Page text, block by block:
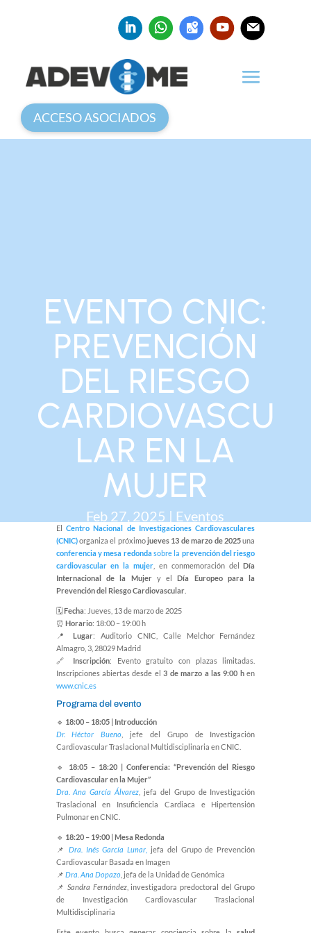
ACCESO ASOCIADOS
EVENTO CNIC:
PREVENCIÓN
DEL RIESGO
CARDIOVASCU
LAR EN LA
MUJER
Feb 27, 2025 | Eventos
El Centro Nacional de Investigaciones Cardiovasculares
(CNIC)organiza el próximojueves 13 de marzo de 2025una
conferencia y mesa redondasobre la prevención del riesgo
cardiovascular en la mujer , en conmemoración delDía
Internacional de la Mujery elDía Europeo para la
Prevención del Riesgo Cardiovascular.
🗓Fecha: Jueves, 13 de marzo de 2025
⏰ Horario: 18:00 – 19:00 h
📍Lugar: Auditorio CNIC, Calle Melchor Fernández
Almagro, 3, 28029 Madrid
🔗 Inscripción: Evento gratuito con plazas limitadas.
Inscripciones abiertas desde el3 de marzo a las 9:00 hen
www.cnic.es
Programa del evento
🔹 18:00 – 18:05 | Introducción
Dr. Héctor Bueno , jefe del Grupo de Investigación
Cardiovascular Traslacional Multidisciplinaria en CNIC.
🔹 18:05 – 18:20 | Conferencia: “Prevención del Riesgo
Cardiovascular en la Mujer”
Dra. Ana García Álvarez , jefa del Grupo de Investigación
Traslacional en Insuficiencia Cardiaca e Hipertensión
Pulmonar en CNIC.
🔹 18:20 – 19:00 | Mesa Redonda
📌Dra. Inés García Lunar jefa del Grupo de Prevención
Cardiovascular Basada en Imagen
📌 Dra. Ana Dopazo, jefa de la Unidad de Genómica
📌 Sandra Fernández, investigadora predoctoral del Grupo
de Investigación Cardiovascular Traslacional
Multidisciplinaria